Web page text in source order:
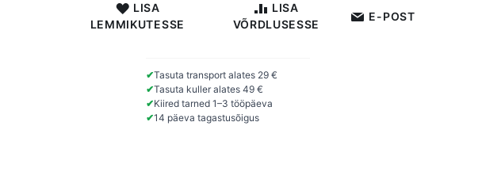
LISA
LEMMIKUTESSE
LISA
VÕRDLUSESSE
E-POST
✔Tasuta transport alates 29 €
✔Tasuta kuller alates 49 €
✔Kiired tarned 1–3 tööpäeva
✔14 päeva tagastusõigus